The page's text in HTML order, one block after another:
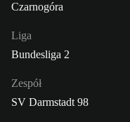
Czarnogóra
Liga
Bundesliga 2
Zespół
SV Darmstadt 98